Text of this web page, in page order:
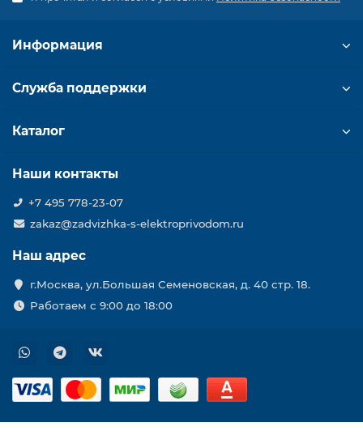
Информация
Служба поддержки
Каталог
Наши контакты
+7 495 778-23-07
zakaz@zadvizhka-s-elektroprivodom.ru
Наш адрес
г.Москва, ул.Большая Семеновская, д. 40 стр. 18.
Работаем с 9:00 до 18:00